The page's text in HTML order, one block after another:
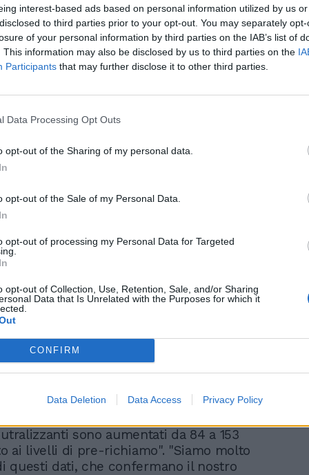
interest-based ads based on personal information utilized by us
to third parties prior to your opt-out. You may separately
of your personal information by third parties on the IAB’s list of
This information may also be disclosed by us to third parties on the
Participants that may further disclose it to other third parties.
Data Processing Opt Outs
opt-out of the Sharing of my personal data.
opt-out of the Sale of my Personal Data.
opt-out of processing my Personal Data for Targeted
opt-out of Collection, Use, Retention, Sale, and/or Sharing
Data that Is Unrelated with the Purposes for which it
CONFIRM
Data Deletion Data Access Privacy Policy
guerra non c'entra nulla
fa le due aziende produttrici hanno fatto
concluso la sperimentazione e che
a chiedere l’autorizzazione per il
paesi europei, Italia compresa.
risultati raggiunti, Sanofi e GSK hanno
farmaco «è stato inoculato in due dosi,
sono aumentati da 84 a 153
ai livelli di pre-richiamo". "Siamo molto
questi dati, che confermano il nostro